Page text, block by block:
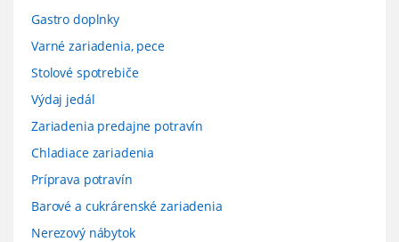
Gastro doplnky
Varné zariadenia, pece
Stolové spotrebiče
Výdaj jedál
Zariadenia predajne potravín
Chladiace zariadenia
Príprava potravín
Barové a cukrárenské zariadenia
Nerezový nábytok